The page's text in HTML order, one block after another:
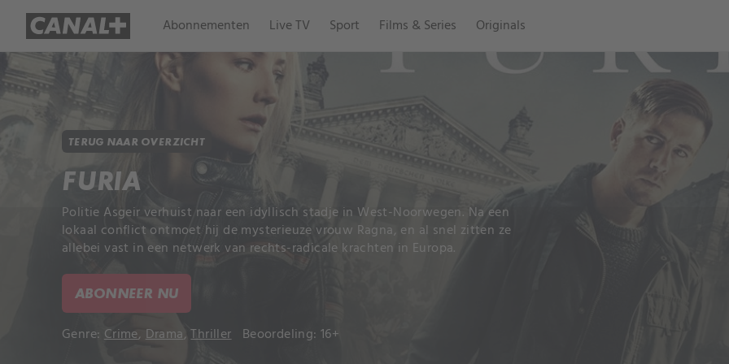
Abonnementen Live TV Sport Films & Series Originals
TERUG NAAR OVERZICHT
FURIA
Politie Asgeir verhuist naar een idyllisch stadje in West-Noorwegen. Na een
lokaal conflict ontmoet hij de mysterieuze vrouw Ragna, en al snel zitten ze
allebei vast in een netwerk van rechts-radicale krachten in Europa.
ABONNEER NU
Genre: Crime, Drama,Thriller Beoordeling: 16+